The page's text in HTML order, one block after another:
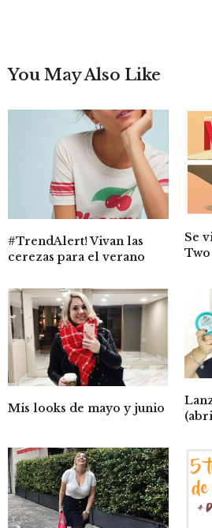
You May Also Like
#TrendAlert! Vivan las
cerezas para el verano
Se
Two
Mis looks de mayo y junio